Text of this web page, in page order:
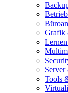
Grafik
Tools